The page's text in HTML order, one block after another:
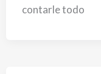
contarle todo